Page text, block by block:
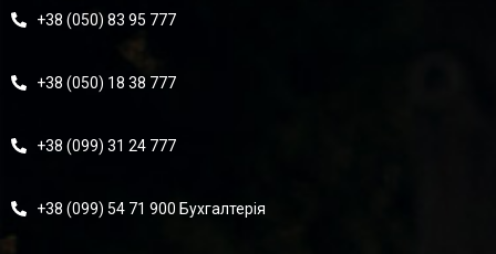
+38 (050) 83 95 777
+38 (050) 18 38 777
+38 (099) 31 24 777
+38 (099) 54 71 900 Бухгалтерія